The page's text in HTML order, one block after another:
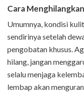
Cara
Umumnya, kondisi
sendirinya setelah
pengobatan khusus.
hilang, jangan
selalu menjaga
lembap akan